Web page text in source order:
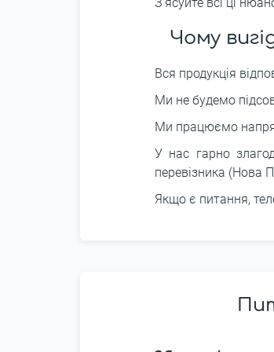
Чому
Вся продукція
Ми не будемо
Ми працюємо
У нас гарно
перевізника (Нова
Якщо є питання,